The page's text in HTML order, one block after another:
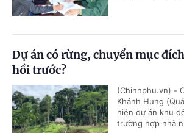
Dự án có rừng, chuyển mục
hồi trước?
(Chinhphu.vn) -
Khánh Hưng
hiện dự án khu
trường hợp nhà